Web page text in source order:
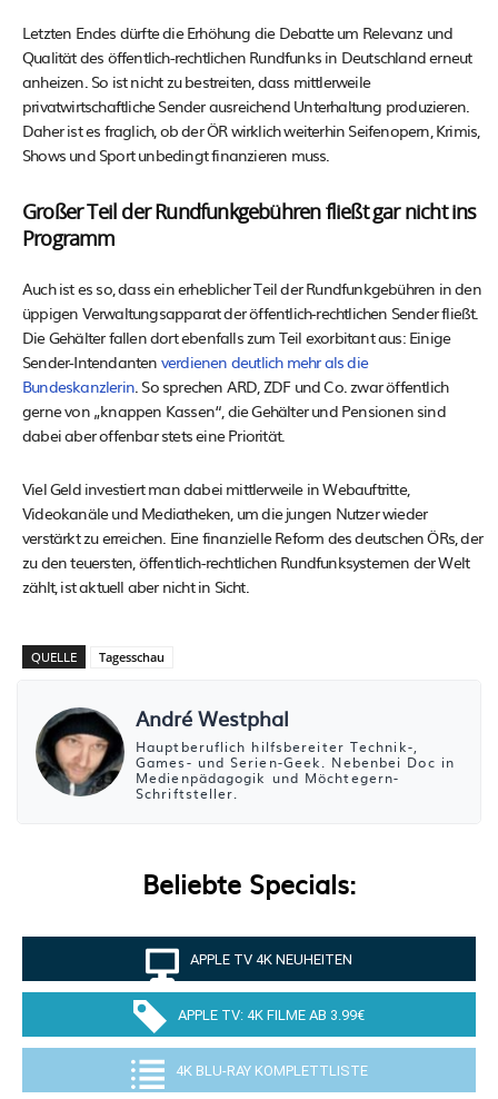
Letzten Endes dürfte die Erhöhung die Debatte um Relevanz und
Qualität des öffentlich-rechtlichen Rundfunks in Deutschland erneut
anheizen. So ist nicht zu bestreiten, dass mittlerweile
privatwirtschaftliche Sender ausreichend Unterhaltung produzieren.
Daher ist es fraglich, ob der ÖR wirklich weiterhin Seifenopern, Krimis,
Shows und Sport unbedingt finanzieren muss.
Großer Teil der Rundfunkgebühren fließt gar nicht ins
Programm
Auch ist es so, dass ein erheblicher Teil der Rundfunkgebühren in den
üppigen Verwaltungsapparat der öffentlich-rechtlichen Sender fließt.
Die Gehälter fallen dort ebenfalls zum Teil exorbitant aus: Einige
Sender-Intendanten verdienen deutlich mehr als die
Bundeskanzlerin. So sprechen ARD, ZDF und Co. zwar öffentlich
gerne von „knappen Kassen“, die Gehälter und Pensionen sind
dabei aber offenbar stets eine Priorität.
Viel Geld investiert man dabei mittlerweile in Webauftritte,
Videokanäle und Mediatheken, um die jungen Nutzer wieder
verstärkt zu erreichen. Eine finanzielle Reform des deutschen ÖRs, der
zu den teuersten, öffentlich-rechtlichen Rundfunksystemen der Welt
zählt, ist aktuell aber nicht in Sicht.
QUELLE Tagesschau
André Westphal
Hauptberuflich hilfsbereiter Technik-,
Games- und Serien-Geek. Nebenbei Doc in
Medienpädagogik und Möchtegern-
Schriftsteller.
Beliebte Specials:
APPLE TV 4K NEUHEITEN
APPLE TV: 4K FILME AB 3.99€
4K BLU-RAY KOMPLETTLISTE